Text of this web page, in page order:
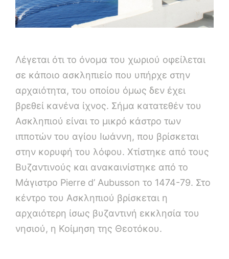
Λέγεται ότι το όνομα του χωριού οφείλεται
σε κάποιο ασκληπιείο που υπήρχε στην
αρχαιότητα, του οποίου όμως δεν έχει
βρεθεί κανένα ίχνος. Σήμα κατατεθέν του
Ασκληπιού είναι το μικρό κάστρο των
ιπποτών του αγίου Ιωάννη, που βρίσκεται
στην κορυφή του λόφου. Χτίστηκε από τους
Βυζαντινούς και ανακαινίστηκε από το
Μάγιστρο Pierre d’ Aubusson το 1474-79. Στο
κέντρο του Ασκληπιού βρίσκεται η
αρχαιότερη ίσως βυζαντινή εκκλησία του
νησιού, η Κοίμηση της Θεοτόκου.